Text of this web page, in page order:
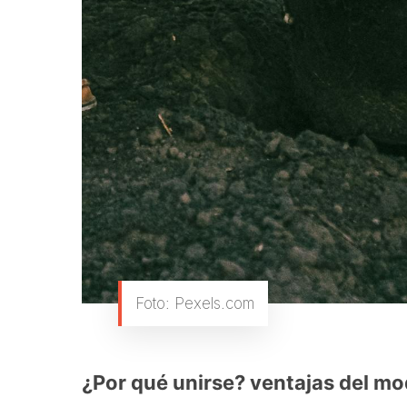
Foto: Pexels.com
¿Por qué unirse? ventajas del